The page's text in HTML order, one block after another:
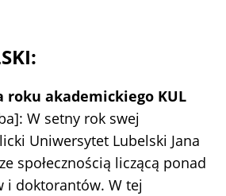
roku akademickiego KUL
W setny rok swej
Uniwersytet Lubelski Jana
społecznością liczącą ponad
i doktorantów. W tej